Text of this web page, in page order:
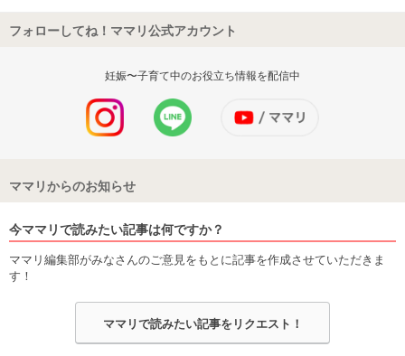
フォローしてね！ママリ公式アカウント
妊娠〜子育て中のお役立ち情報を配信中
ママリからのお知らせ
今ママリで読みたい記事は何ですか？
ママリ編集部がみなさんのご意見をもとに記事を作成させていただきま
す！
ママリで読みたい記事をリクエスト！